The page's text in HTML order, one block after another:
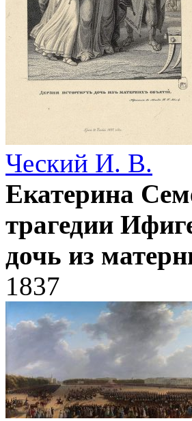
Ческий И. В.
Екатерина
трагедии
дочь из
1837